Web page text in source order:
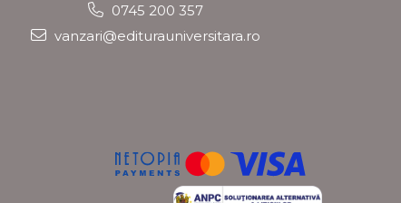
0745 200 357
vanzari@editurauniversitara.ro